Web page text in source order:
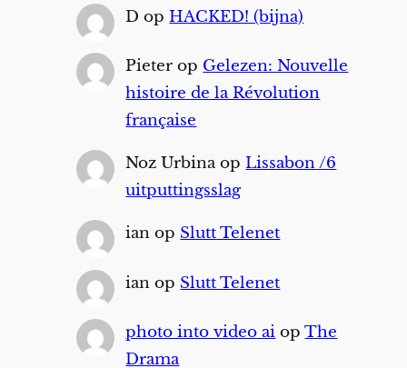
D opHACKED! (bijna)
Pieter op Gelezen: Nouvelle
histoire de la Révolution
française
Noz UrbinaopLissabon /6
uitputtingsslag
ian op Slutt Telenet
ian op Slutt Telenet
photo into video ai opThe
Drama